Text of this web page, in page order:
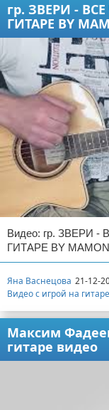
гр. ЗВЕРИ -
ГИТАРЕ BY
Видео: гр. ЗВЕРИ
ГИТАРЕ BY
Яна Васнецова 21-12-
Видео с игрой на гитаре
Максим
гитаре видео